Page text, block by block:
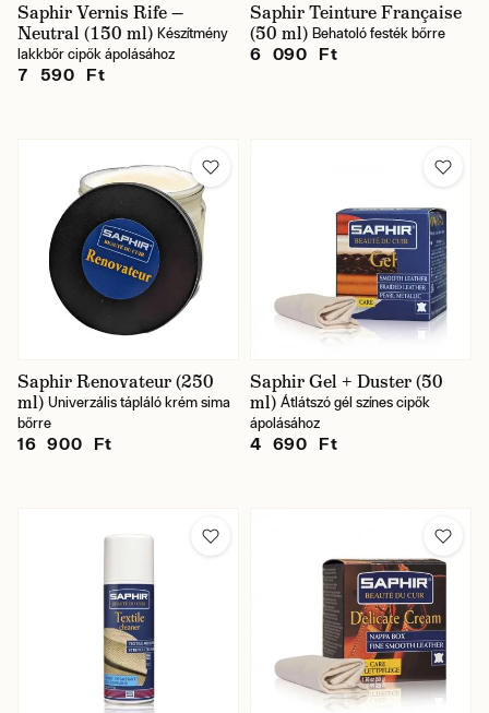
Saphir Vernis Rife —
Neutral (150 ml) Készítmény
lakkbőr cipők ápolásához
7 590 Ft
Saphir Teinture Française
(50 ml) Behatoló festék bőrre
6 090 Ft
Saphir Renovateur (250
ml) Univerzális tápláló krém sima
bőrre
16 900 Ft
Saphir Gel + Duster (50
ml) Átlátszó gél színes cipők
ápolásához
4 690 Ft